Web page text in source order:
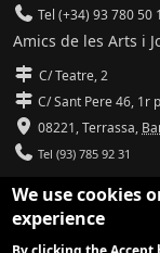
Tel (+34) 93 780 50
Amics de les Arts i
C/ Teatre, 2
C/ Sant Pere 46, 1r
08221,Terrassa,
Tel (93) 785 92 31
We use cookies
experience